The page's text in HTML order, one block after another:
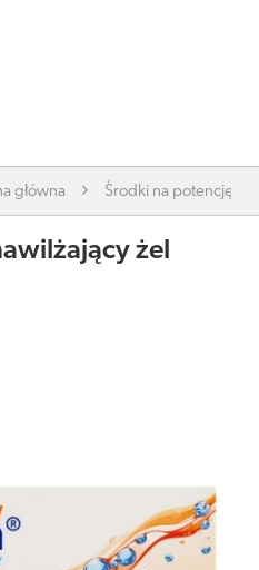
główna Środki na potencję i
żel